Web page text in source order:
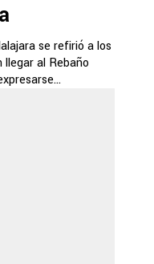
se refirió a los
al Rebaño